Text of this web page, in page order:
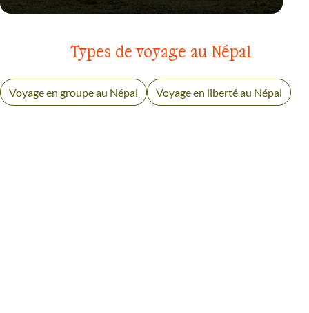
Types de voyage au Népal
Voyage en groupe au Népal Voyage en liberté au Népal